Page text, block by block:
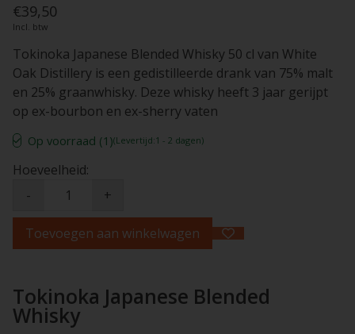
€39,50
Incl. btw
Tokinoka Japanese Blended Whisky 50 cl van White
Oak Distillery is een gedistilleerde drank van 75% malt
en 25% graanwhisky. Deze whisky heeft 3 jaar gerijpt
op ex-bourbon en ex-sherry vaten
Op voorraad (1)(Levertijd:1 - 2 dagen)
Hoeveelheid:
-
+
Toevoegen aan winkelwagen
Tokinoka Japanese Blended
Whisky